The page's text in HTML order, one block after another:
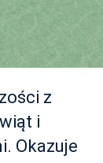
z
i
Okazuje